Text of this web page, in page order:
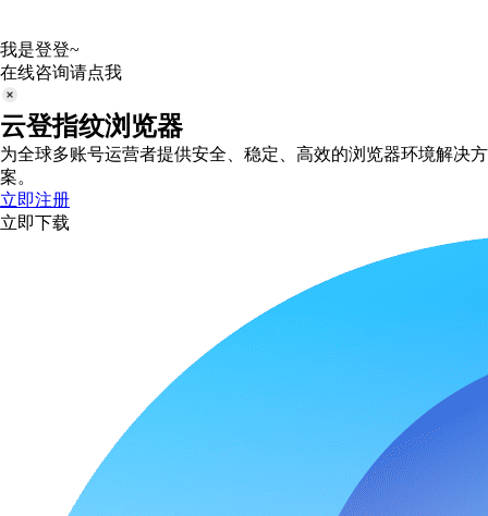
我是登登~
在线咨询请点我
云登指纹浏览器
为全球多账号运营者提供安全、稳定、高效的浏览器环境解决方
案。
立即注册
立即下载